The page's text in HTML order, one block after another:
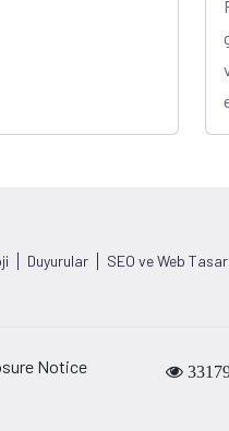
Duyurular SEO ve Web
Notice